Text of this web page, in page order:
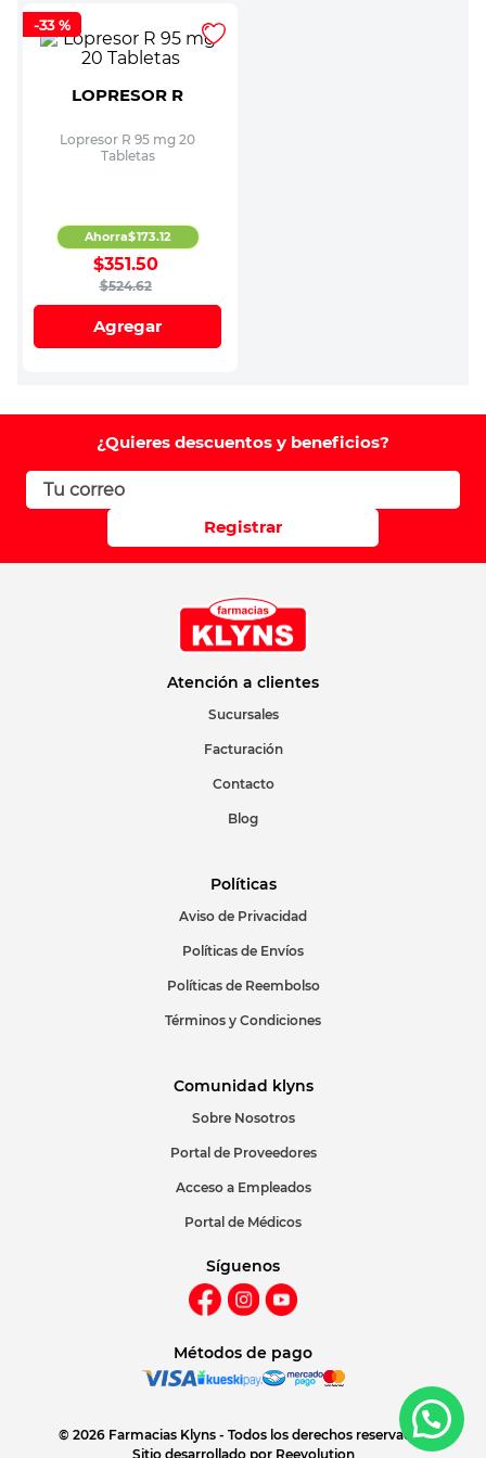
-33 %
LOPRESOR R
Lopresor R 95 mg 20
Tabletas
$524.62
$351.50
Ahorra$173.12
Agregar
¿Quieres descuentos y beneficios?
Registrar
Atención a clientes
Sucursales
Facturación
Contacto
Blog
Políticas
Aviso de Privacidad
Políticas de Envíos
Políticas de Reembolso
Términos y Condiciones
Comunidad klyns
Sobre Nosotros
Portal de Proveedores
Acceso a Empleados
Portal de Médicos
Síguenos
Métodos de pago
© 2026 Farmacias Klyns - Todos los derechos reservados
Sitio desarrollado por Reevolution